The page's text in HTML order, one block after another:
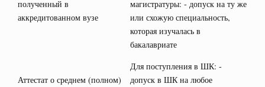
полученный в
аккредитованном вузе
магистратуры: - допуск на ту же
или схожую специальность,
которая изучалась в
бакалавриате
Аттестат о среднем (полном)
Для поступления в ШК: -
допуск в ШК на любое